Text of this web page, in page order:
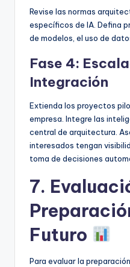
Revise las normas
específicos de IA. Defina
de modelos, el uso de
Fase 4:
Integración
Extienda los proyectos
empresa. Integre las
central de arquitectura.
interesados tengan
toma de decisiones
7.
Futuro
Para evaluar la